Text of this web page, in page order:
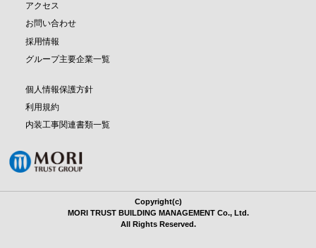
アクセス
お問い合わせ
採用情報
グループ主要企業一覧
個人情報保護方針
利用規約
内装工事関連書類一覧
Copyright(c)
MORI TRUST BUILDING MANAGEMENT Co., Ltd.
All Rights Reserved.